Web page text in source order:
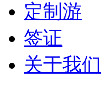
定制游
签证
关于我们